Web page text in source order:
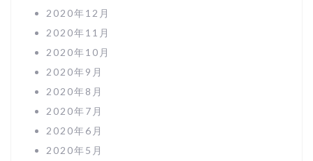
2020年12月
2020年11月
2020年10月
2020年9月
2020年8月
2020年7月
2020年6月
2020年5月